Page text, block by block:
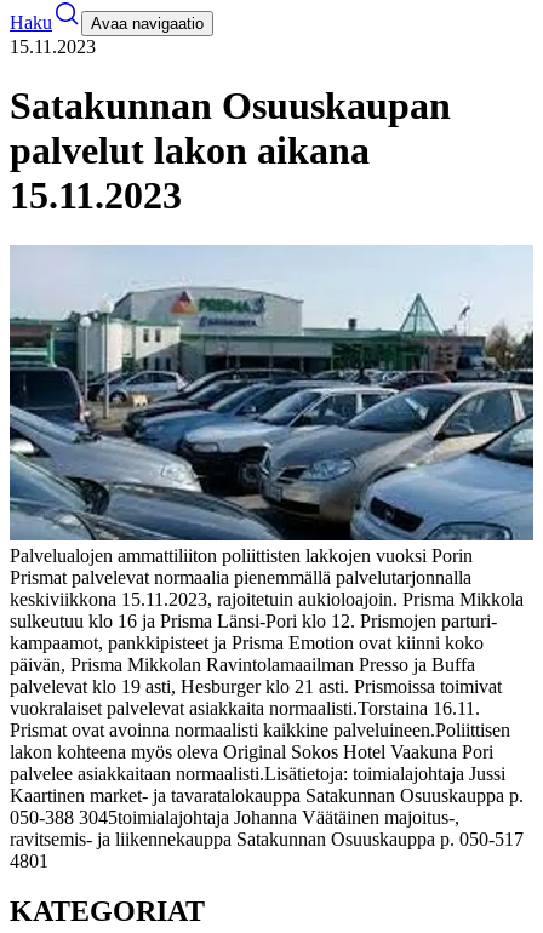
Haku
Avaa navigaatio
15.11.2023
Satakunnan Osuuskaupan
palvelut lakon aikana
15.11.2023
Palvelualojen ammattiliiton poliittisten lakkojen vuoksi Porin
Prismat palvelevat normaalia pienemmällä palvelutarjonnalla
keskiviikkona 15.11.2023, rajoitetuin aukioloajoin. Prisma Mikkola
sulkeutuu klo 16 ja Prisma Länsi-Pori klo 12. Prismojen parturi-
kampaamot, pankkipisteet ja Prisma Emotion ovat kiinni koko
päivän, Prisma Mikkolan Ravintolamaailman Presso ja Buffa
palvelevat klo 19 asti, Hesburger klo 21 asti. Prismoissa toimivat
vuokralaiset palvelevat asiakkaita normaalisti.Torstaina 16.11.
Prismat ovat avoinna normaalisti kaikkine palveluineen.Poliittisen
lakon kohteena myös oleva Original Sokos Hotel Vaakuna Pori
palvelee asiakkaitaan normaalisti.Lisätietoja: toimialajohtaja Jussi
Kaartinen market- ja tavaratalokauppa Satakunnan Osuuskauppa p.
050-388 3045toimialajohtaja Johanna Väätäinen majoitus-,
ravitsemis- ja liikennekauppa Satakunnan Osuuskauppa p. 050-517
4801
KATEGORIAT